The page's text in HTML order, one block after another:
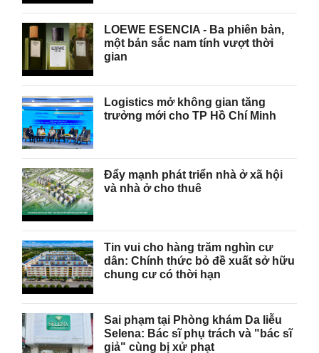
LOEWE ESENCIA - Ba phiên bản,
một bản sắc nam tính vượt thời
gian
Logistics mở không gian tăng
trưởng mới cho TP Hồ Chí Minh
Đẩy mạnh phát triển nhà ở xã hội
và nhà ở cho thuê
Tin vui cho hàng trăm nghìn cư
dân: Chính thức bỏ đề xuất sở hữu
chung cư có thời hạn
Sai phạm tại Phòng khám Da liễu
Selena: Bác sĩ phụ trách và "bác sĩ
giả" cùng bị xử phạt